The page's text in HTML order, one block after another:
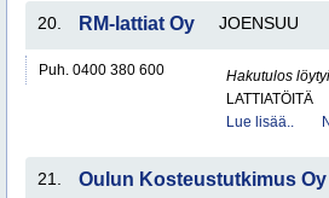
20. RM-lattiat Oy JOENSUU
Puh. 0400 380 600
Hakutulos
LATTIATÖITÄ
Lue lisää..
21. Oulun Kosteustutkimus Oy